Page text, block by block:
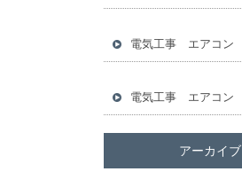
アーカイブ